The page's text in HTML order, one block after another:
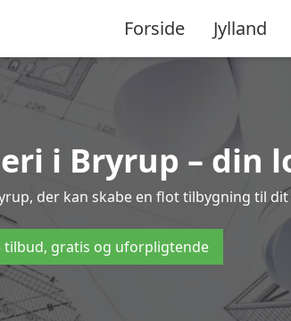
Forside Jylland
i Bryrup – din
der kan skabe en flot tilbygning til
tilbud, gratis og uforpligtende